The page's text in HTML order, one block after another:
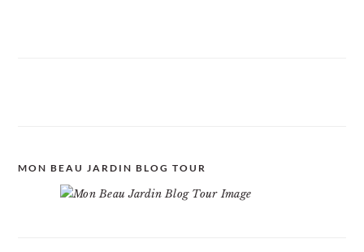
MON BEAU JARDIN BLOG TOUR